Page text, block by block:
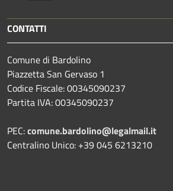
CONTATTI
Comune di Bardolino
Piazzetta San Gervaso 1
Codice Fiscale: 00345090237
Partita IVA: 00345090237
PEC:comune.bardolino@legalmail.it
Centralino Unico: +39 045 6213210